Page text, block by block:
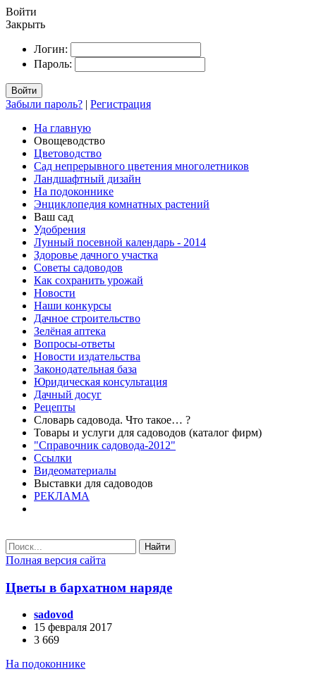
Войти
Закрыть
Логин:
Пароль:
Войти
Забыли пароль? | Регистрация
На главную
Овощеводство
Цветоводство
Сад непрерывного цветения многолетников
Ландшафтный дизайн
На подоконнике
Энциклопедия комнатных растений
Ваш сад
Удобрения
Лунный посевной календарь - 2014
Здоровье дачного участка
Советы садоводов
Как сохранить урожай
Новости
Наши конкурсы
Дачное строительство
Зелёная аптека
Вопросы-ответы
Новости издательства
Законодательная база
Юридическая консультация
Дачный досуг
Рецепты
Словарь садовода. Что такое… ?
Товары и услуги для садоводов (каталог фирм)
"Справочник садовода-2012"
Ссылки
Видеоматериалы
Выставки для садоводов
РЕКЛАМА
Найти
Полная версия сайта
Цветы в бархатном наряде
sadovod
15 февраля 2017
3 669
На подоконнике